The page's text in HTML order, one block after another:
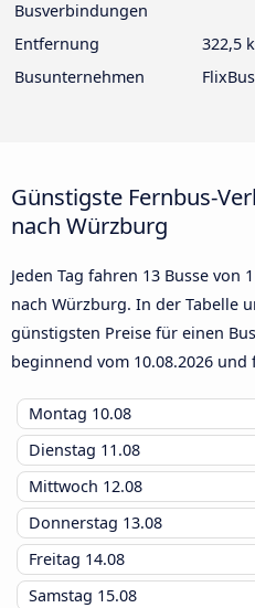
Busverbindungen
Entfernung
322,5
Busunternehmen
FlixBus
Günstigste Fernbus-
nach Würzburg
Jeden Tag fahren 13 Busse von
nach Würzburg. In der Tabelle
günstigsten Preise für einen
beginnend vom 10.08.2026 und
Montag 10.08
Dienstag 11.08
Mittwoch 12.08
Donnerstag 13.08
Freitag 14.08
Samstag 15.08